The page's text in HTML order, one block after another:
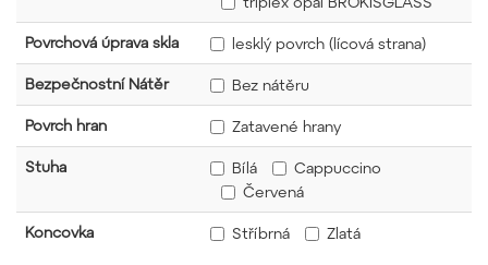
Povrchová úprava skla lesklý povrch (lícová strana)
Bezpečnostní Nátěr Bez nátěru
Povrch hran Zatavené hrany
Stuha Bílá
Cappuccino
Červená
Koncovka Stříbrná Zlatá